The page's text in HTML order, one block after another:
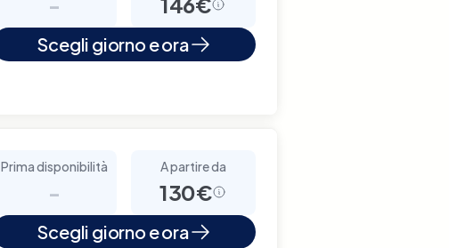
Scegli giorno e ora
Prima disponibilità
-
A partire da
130€
Scegli giorno e ora